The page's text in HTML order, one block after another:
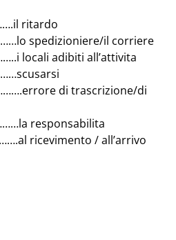
ritardo
spedizioniere/il corriere
locali adibiti all’attivita
di trascrizione/di
responsabilita
ricevimento / all’arrivo